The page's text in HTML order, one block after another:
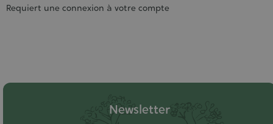
Requiert une connexion à votre compte
Newsletter